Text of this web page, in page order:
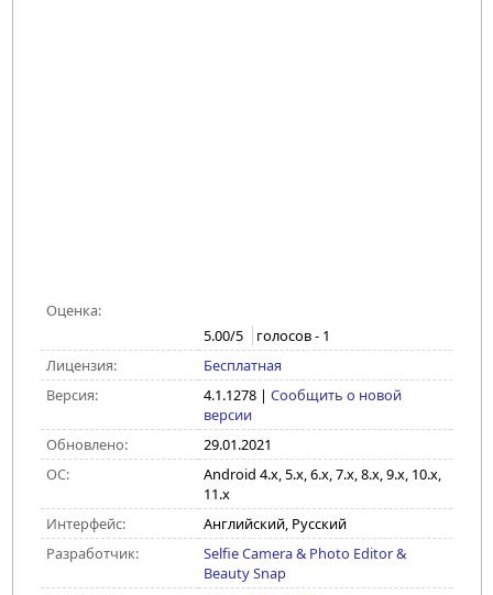
Оценка:
5.00/5 голосов - 1
Лицензия:
Бесплатная
Версия:
4.1.1278| Сообщить о новой
версии
Обновлено:
29.01.2021
ОС:
Android 4.x, 5.x, 6.x, 7.x, 8.x, 9.x, 10.x,
11.x
Интерфейс:
Английский, Русский
Разработчик:
Selfie Camera & Photo Editor &
Beauty Snap